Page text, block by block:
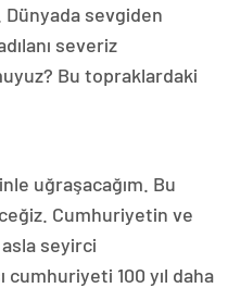
Dünyada sevgiden
severiz
Bu topraklardaki
uğraşacağım. Bu
Cumhuriyetin ve
seyirci
cumhuriyeti 100 yıl daha